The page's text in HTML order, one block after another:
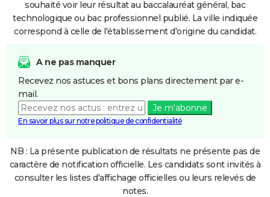
souhaité voir leur résultat au baccalauréat général, bac
technologique ou bac professionnel publié. La ville indiquée
correspond à celle de l'établissement d'origine du candidat.
A ne pas manquer
Recevez nos astuces et bons plans directement par e-
mail.
Je m'abonne
En savoir plus sur notre politique de confidentialité
NB : La présente publication de résultats ne présente pas de
caractère de notification officielle. Les candidats sont invités à
consulter les listes d'affichage officielles ou leurs relevés de
notes.